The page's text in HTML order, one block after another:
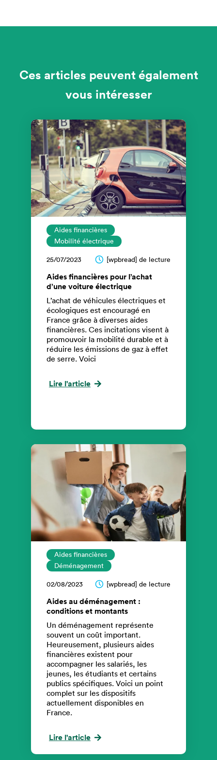
Ces articles peuvent également
vous intéresser
Aides financières
Mobilité électrique
25/07/2023 [wpbread] de lecture
Aides financières pour l’achat
d’une voiture électrique
L’achat de véhicules électriques et
écologiques est encouragé en
France grâce à diverses aides
financières. Ces incitations visent à
promouvoir la mobilité durable et à
réduire les émissions de gaz à effet
de serre. Voici
Lire l'article
Aides financières
Déménagement
02/08/2023 [wpbread] de lecture
Aides au déménagement :
conditions et montants
Un déménagement représente
souvent un coût important.
Heureusement, plusieurs aides
financières existent pour
accompagner les salariés, les
jeunes, les étudiants et certains
publics spécifiques. Voici un point
complet sur les dispositifs
actuellement disponibles en
France.
Lire l'article